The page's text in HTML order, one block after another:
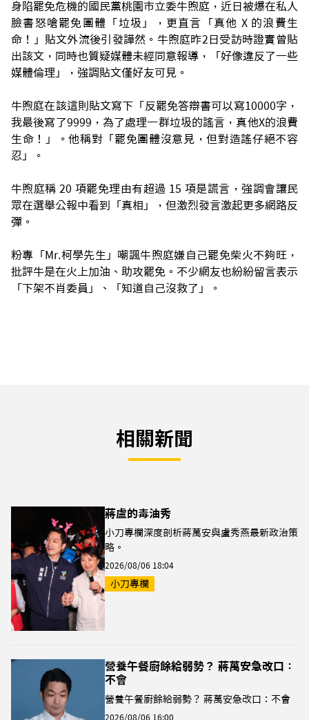
身陷罷免危機的國民黨桃園市立委牛煦庭，近日被爆在私人
臉書怒嗆罷免團體「垃圾」，更直言「真他 X 的浪費生
命！」貼文外流後引發譁然。牛煦庭昨2日受訪時證實曾貼
出該文，同時也質疑媒體未經同意報導，「好像違反了一些
媒體倫理」，強調貼文僅好友可見。
牛煦庭在該這則貼文寫下「反罷免答辯書可以寫10000字，
我最後寫了9999，為了處理一群垃圾的謠言，真他X的浪費
生命！」。他稱對「罷免團體沒意見，但對造謠仔絕不容
忍」。
牛煦庭稱 20 項罷免理由有超過 15 項是謊言，強調會讓民
眾在選舉公報中看到「真相」，但激烈發言激起更多網路反
彈。
粉專「Mr.柯學先生」嘲諷牛煦庭嫌自己罷免柴火不夠旺，
批評牛是在火上加油、助攻罷免。不少網友也紛紛留言表示
「下架不肖委員」、「知道自己沒救了」。
相關新聞
蔣盧的毒油秀
小刀專欄深度剖析蔣萬安與盧秀燕最新政治策
略。
2026/08/06 18:04
小刀專欄
營養午餐廚餘給弱勢？ 蔣萬安急改口：
不會
營養午餐廚餘給弱勢？ 蔣萬安急改口：不會
2026/08/06 16:00